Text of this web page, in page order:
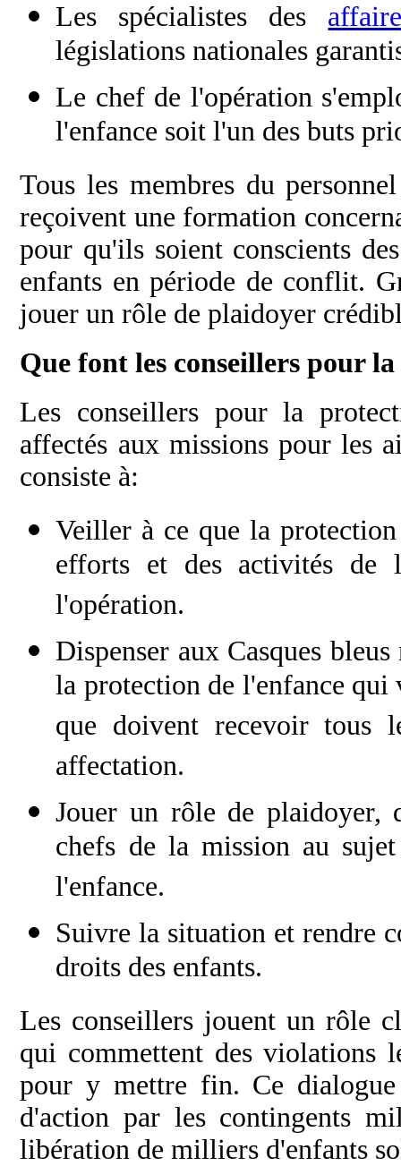
Les spécialistes des
législations nationales
Le chef de l'opération
l'enfance soit l'un des buts
Tous les membres du
reçoivent une formation
pour qu'ils soient conscients
enfants en période de conflit.
jouer un rôle de plaidoyer
Que font les conseillers pour
Les conseillers pour la
affectés aux missions pour les
consiste à:
Veiller à ce que la
efforts et des activités de
l'opération.
Dispenser aux Casques
la protection de l'enfance
que doivent recevoir tous
affectation.
Jouer un rôle de plaidoyer,
chefs de la mission au
l'enfance.
Suivre la situation et rendre
droits des enfants.
Les conseillers jouent un rôle
qui commettent des violations
pour y mettre fin. Ce
d'action par les contingents
libération de milliers d'enfants